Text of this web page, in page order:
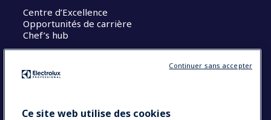
Centre d’Excellence
Opportunités de carrière
Chef’s hub
Ce site web utilise des cookies
Continuer sans accepter